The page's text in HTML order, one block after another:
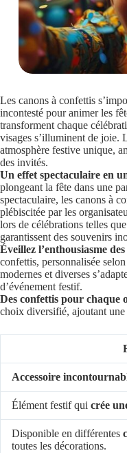
Les canons à confettis
incontesté pour animer les
transforment chaque
visages s’illuminent de joie.
atmosphère festive unique,
des invités.
Un effet spectaculaire en
plongeant la fête dans une
spectaculaire, les canons à
plébiscitée par les
lors de célébrations telles
garantissent des souvenirs
Éveillez l’enthousiasme
confettis, personnalisée
modernes et diverses
d’événement festif.
Des confettis pour chaque
choix diversifié, ajoutant
Accessoire
Élément festif qui crée
Disponible en différentes
toutes les décorations.